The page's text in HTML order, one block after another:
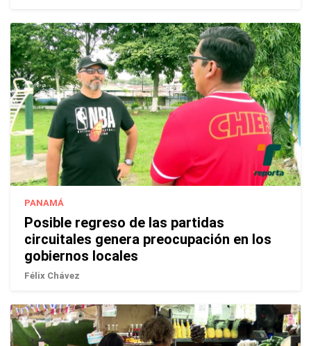
PANAMÁ
Posible regreso de las partidas
circuitales genera preocupación en los
gobiernos locales
Félix Chávez